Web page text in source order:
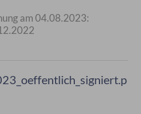
am 04.08.2023: